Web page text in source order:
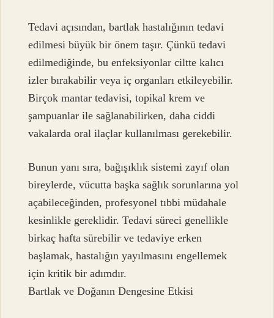
Tedavi açısından, bartlak hastalığının tedavi
edilmesi büyük bir önem taşır. Çünkü tedavi
edilmediğinde, bu enfeksiyonlar ciltte kalıcı
izler bırakabilir veya iç organları etkileyebilir.
Birçok mantar tedavisi, topikal krem ve
şampuanlar ile sağlanabilirken, daha ciddi
vakalarda oral ilaçlar kullanılması gerekebilir.
Bunun yanı sıra, bağışıklık sistemi zayıf olan
bireylerde, vücutta başka sağlık sorunlarına yol
açabileceğinden, profesyonel tıbbi müdahale
kesinlikle gereklidir. Tedavi süreci genellikle
birkaç hafta sürebilir ve tedaviye erken
başlamak, hastalığın yayılmasını engellemek
için kritik bir adımdır.
Bartlak ve Doğanın Dengesine Etkisi